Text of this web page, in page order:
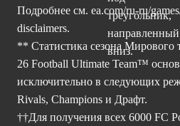
Подробнее см. ea.com/ru-ru/
disclaimers.
** Статистика сезона
26 Football Ultimate Team™
исключительно в следующих
Rivals, Champions и Драфт.
††Для получения всех 6000 FC